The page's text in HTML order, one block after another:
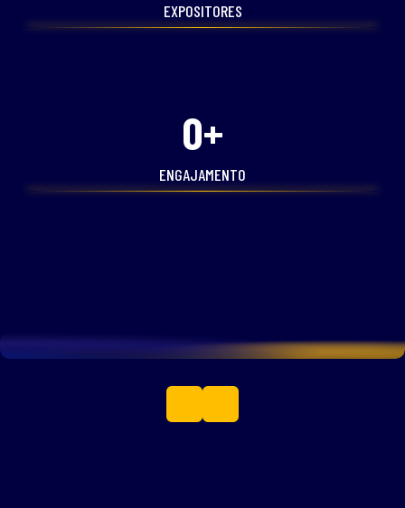
EXPOSITORES
ENGAJAMENTO
0+